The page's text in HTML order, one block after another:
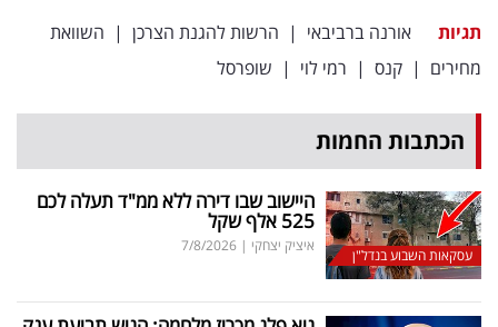
תגיות אורנה ברביבאי | הרשות להגנת הצרכן | השוואת
מחירים | קנס | רמי לוי | שופרסל
הכתבות החמות
עסקאות השבוע בנדל"ן
היישוב שבו דירה ללא ממ"ד תעלה לכם
525 אלף שקל
איציק יצחקי |
7/8/2026